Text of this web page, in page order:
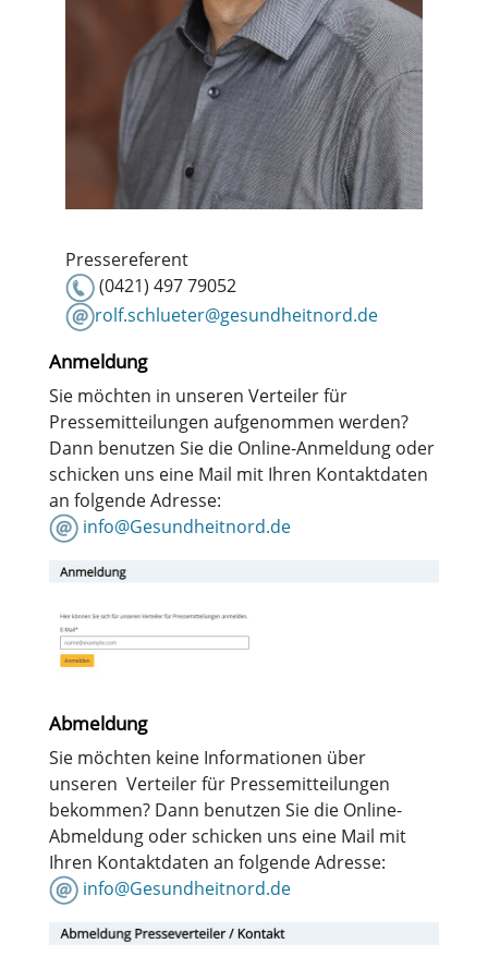
Pressereferent
(0421) 497 79052
rolf.schlueter@gesundheitnord.de
Anmeldung
Sie möchten in unseren Verteiler für
Pressemitteilungen aufgenommen werden?
Dann benutzen Sie die Online-Anmeldung oder
schicken uns eine Mail mit Ihren Kontaktdaten
an folgende Adresse:
info@Gesundheitnord.de
Abmeldung
Sie möchten keine Informationen über
unseren Verteiler für Pressemitteilungen
bekommen? Dann benutzen Sie die Online-
Abmeldung oder schicken uns eine Mail mit
Ihren Kontaktdaten an folgende Adresse:
info@Gesundheitnord.de